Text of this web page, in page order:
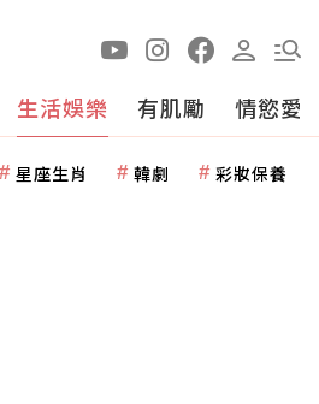
生活娛樂 有肌勵 情慾愛
星座生肖 韓劇 彩妝保養